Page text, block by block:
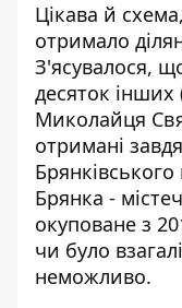
Цікава й
отримало
З'ясувалося,
десяток інших
Миколайця
отримані
Брянка -
окуповане з
чи було
неможливо.